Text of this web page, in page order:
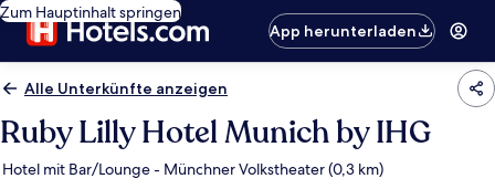
Zum Hauptinhalt springen
App herunterladen
Alle Unterkünfte anzeigen
Ruby Lilly Hotel Munich by IHG
Hotel mit Bar/Lounge - Münchner Volkstheater (0,3 km)